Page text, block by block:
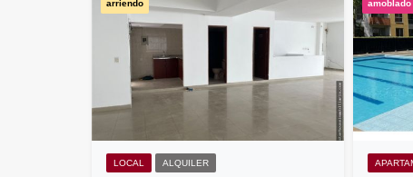
$700.000
arriendo
LOCAL ALQUILER
amoblado